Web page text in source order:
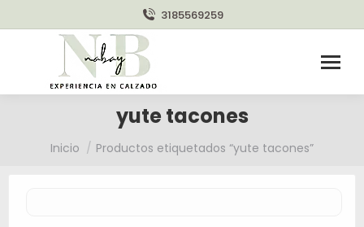
3185569259
yute tacones
Estás aquí:
Inicio Productos etiquetados “yute tacones”